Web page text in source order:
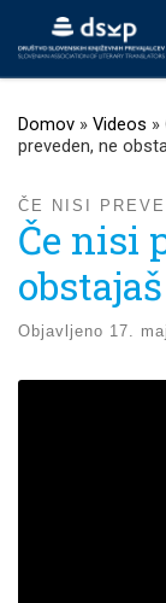
Prikaži vso
Domov » Videos »
preveden, ne
ČE NISI
Če nisi
Objavljeno 17.